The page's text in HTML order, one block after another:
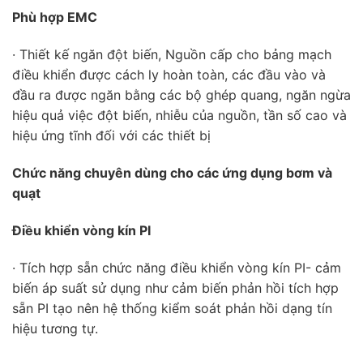
Phù hợp EMC
· Thiết kế ngăn đột biến, Nguồn cấp cho bảng mạch
điều khiển được cách ly hoàn toàn, các đầu vào và
đầu ra được ngăn bằng các bộ ghép quang, ngăn ngừa
hiệu quả việc đột biến, nhiễu của nguồn, tần số cao và
hiệu ứng tĩnh đối với các thiết bị
Chức năng chuyên dùng cho các ứng dụng bơm và
quạt
Điều khiển vòng kín PI
· Tích hợp sẵn chức năng điều khiển vòng kín PI- cảm
biến áp suất sử dụng như cảm biến phản hồi tích hợp
sẵn PI tạo nên hệ thống kiểm soát phản hồi dạng tín
hiệu tương tự.